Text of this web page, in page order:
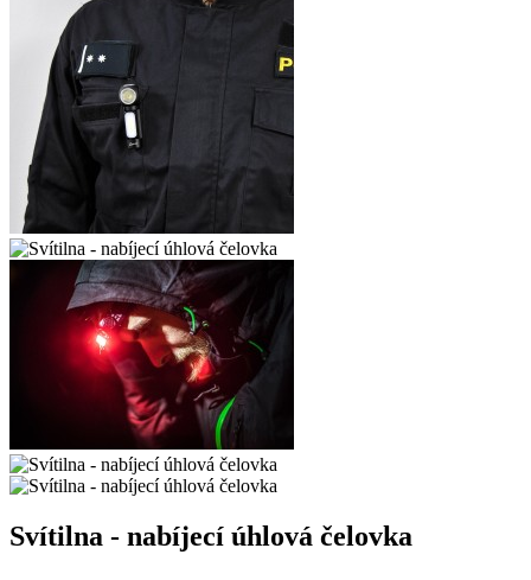
Svítilna - nabíjecí úhlová čelovka